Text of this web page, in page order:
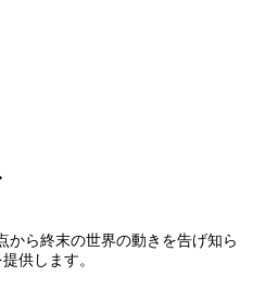
から終末の世界の動きを告げ知ら
供します。